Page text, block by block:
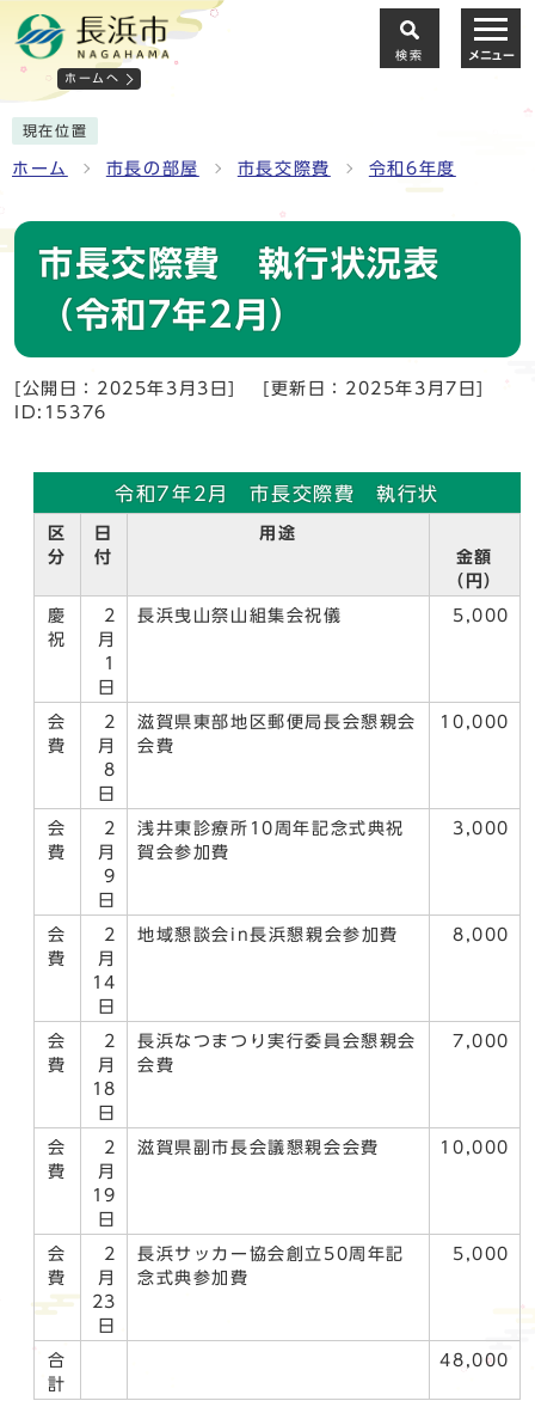
ホームへ
検索 メニュー
現在位置
ホーム 市長の部屋 市長交際費 令和6年度
市長交際費 執行状況表
（令和7年2月）
[公開日：2025年3月3日]
[更新日：2025年3月7日]
ID:15376
令和7年2月 市長交際費 執行状
区
分
日
付
用途
金額
（円）
慶
祝
2
月
1
日
長浜曳山祭山組集会祝儀 5,000
会
費
2
月
8
日
滋賀県東部地区郵便局長会懇親会
会費
10,000
会
費
2
月
9
日
浅井東診療所10周年記念式典祝
賀会参加費
3,000
会
費
2
月
14
日
地域懇談会in長浜懇親会参加費 8,000
会
費
2
月
18
日
長浜なつまつり実行委員会懇親会
会費
7,000
会
費
2
月
19
日
滋賀県副市長会議懇親会会費 10,000
会
費
2
月
23
日
長浜サッカー協会創立50周年記
念式典参加費
5,000
合
計
48,000